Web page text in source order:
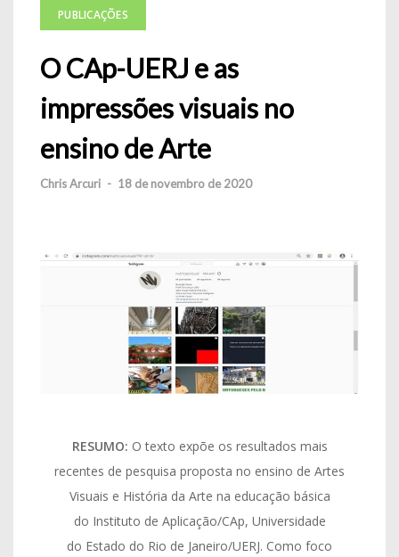
PUBLICAÇÕES
O CAp-UERJ e as
impressões visuais no
ensino de Arte
Chris Arcuri - 18 de novembro de 2020
RESUMO: O texto expõe os resultados mais
recentes de pesquisa proposta no ensino de Artes
Visuais e História da Arte na educação básica
do Instituto de Aplicação/CAp, Universidade
do Estado do Rio de Janeiro/UERJ. Como foco